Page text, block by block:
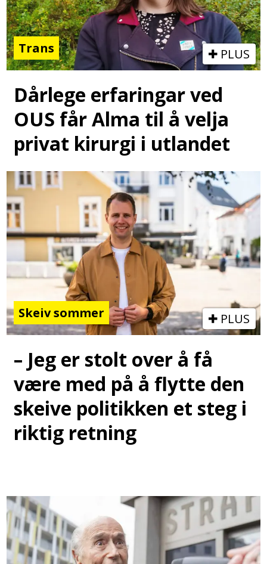
Trans PLUS
Dårlege erfaringar ved
OUS får Alma til å velja
privat kirurgi i utlandet
Skeiv sommer PLUS
– Jeg er stolt over å få
være med på å flytte den
skeive politikken et steg i
riktig retning